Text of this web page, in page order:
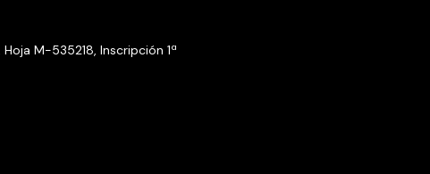
M-535218, Inscripción 1ª